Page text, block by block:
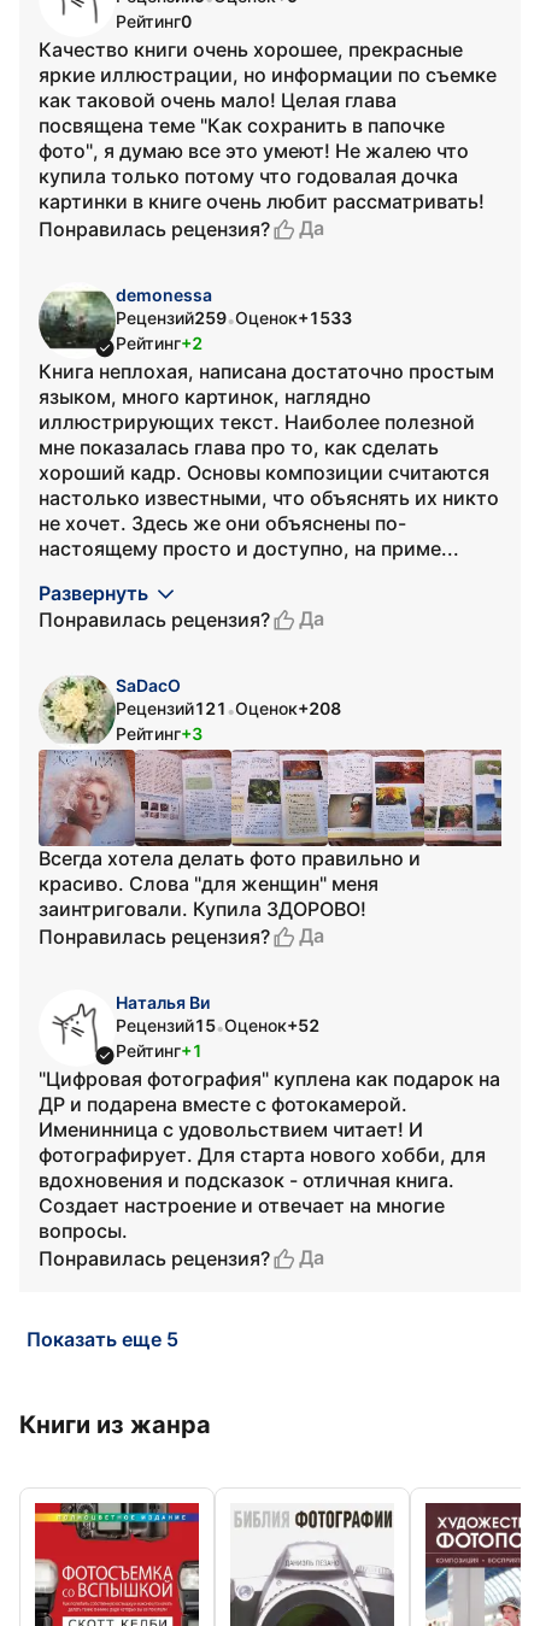
Рейтинг0
Качество книги очень хорошее, прекрасные
яркие иллюстрации, но информации по съемке
как таковой очень мало! Целая глава
посвящена теме "Как сохранить в папочке
фото", я думаю все это умеют! Не жалею что
купила только потому что годовалая дочка
картинки в книге очень любит рассматривать!
Понравилась рецензия?
Да
demonessa
Рецензий259•Оценок+1533
Рейтинг+2
Книга неплохая, написана достаточно простым
языком, много картинок, наглядно
иллюстрирующих текст. Наиболее полезной
мне показалась глава про то, как сделать
хороший кадр. Основы композиции считаются
настолько известными, что объяснять их никто
не хочет. Здесь же они объяснены по-
настоящему просто и доступно, на приме...
Развернуть
Понравилась рецензия?
Да
SaDacO
Рецензий121 •Оценок+208
Рейтинг+3
Всегда хотела делать фото правильно и
красиво. Слова "для женщин" меня
заинтриговали. Купила ЗДОРОВО!
Понравилась рецензия?
Да
Наталья Ви
Рецензий15•Оценок+52
Рейтинг+1
"Цифровая фотография" куплена как подарок на
ДР и подарена вместе с фотокамерой.
Именинница с удовольствием читает! И
фотографирует. Для старта нового хобби, для
вдохновения и подсказок - отличная книга.
Создает настроение и отвечает на многие
вопросы.
Понравилась рецензия?
Да
Показать еще 5
Книги из жанра